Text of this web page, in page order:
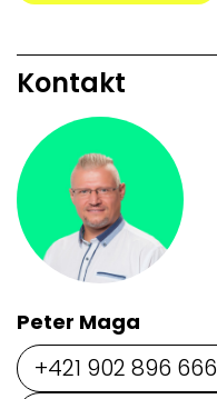
Kontakt
Peter Maga
+421 902 896 666